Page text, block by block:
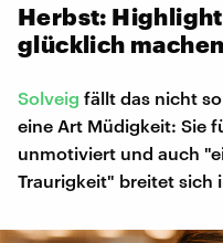
Herbst:
glücklich machen
Solveig fällt das nicht
eine Art Müdigkeit: Sie
unmotiviert und auch
Traurigkeit" breitet sich